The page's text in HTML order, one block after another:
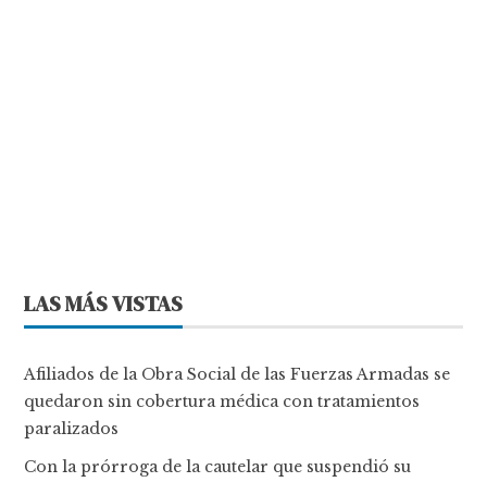
LAS MÁS VISTAS
Afiliados de la Obra Social de las Fuerzas Armadas se
quedaron sin cobertura médica con tratamientos
paralizados
Con la prórroga de la cautelar que suspendió su